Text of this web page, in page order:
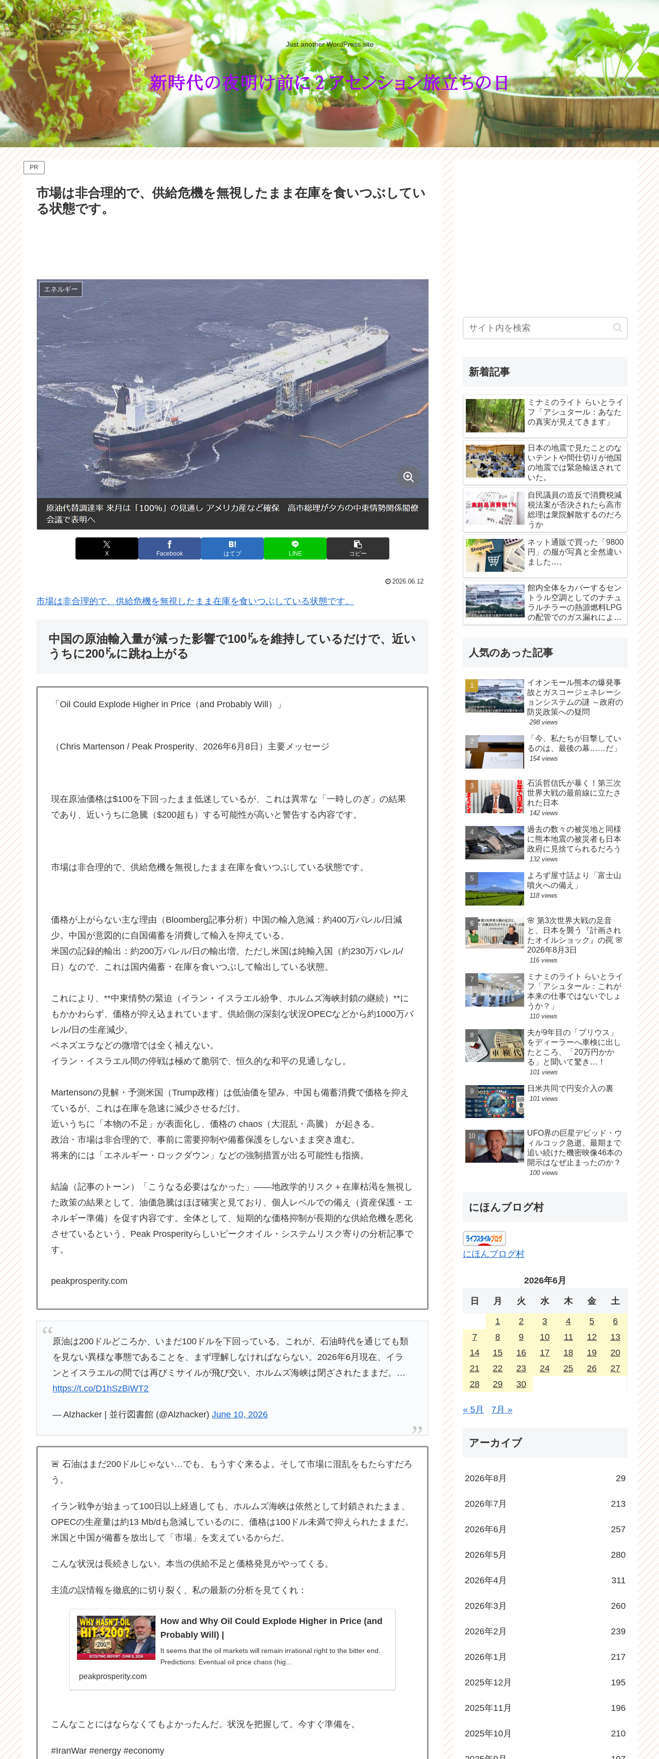
Just another WordPress site
PR
市場は非合理的で、供給危機を無視したまま在庫を食いつぶしてい
る状態です。
エネルギー
X Facebook はてブ LINE コピー
2026.06.12
市場は非合理的で、供給危機を無視したまま在庫を食いつぶしている状態です。
中国の原油輸入量が減った影響で100㌦を維持しているだけで、近い
うちに200㌦に跳ね上がる
「Oil Could Explode Higher in Price（and Probably Will）」
（Chris Martenson / Peak Prosperity、2026年6月8日）主要メッセージ
現在原油価格は$100を下回ったまま低迷しているが、これは異常な「一時しのぎ」の結果
であり、近いうちに急騰（$200超も）する可能性が高いと警告する内容です。
市場は非合理的で、供給危機を無視したまま在庫を食いつぶしている状態です。
価格が上がらない主な理由（Bloomberg記事分析）中国の輸入急減：約400万バレル/日減
少。中国が意図的に自国備蓄を消費して輸入を抑えている。
米国の記録的輸出：約200万バレル/日の輸出増。ただし米国は純輸入国（約230万バレル/
日）なので、これは国内備蓄・在庫を食いつぶして輸出している状態。
これにより、**中東情勢の緊迫（イラン・イスラエル紛争、ホルムズ海峡封鎖の継続）**に
もかかわらず、価格が抑え込まれています。供給側の深刻な状況OPECなどから約1000万バ
レル/日の生産減少。
ベネズエラなどの微増では全く補えない。
イラン・イスラエル間の停戦は極めて脆弱で、恒久的な和平の見通しなし。
Martensonの見解・予測米国（Trump政権）は低油価を望み、中国も備蓄消費で価格を抑え
ているが、これは在庫を急速に減少させるだけ。
近いうちに「本物の不足」が表面化し、価格の chaos（大混乱・高騰） が起きる。
政治・市場は非合理的で、事前に需要抑制や備蓄保護をしないまま突き進む。
将来的には「エネルギー・ロックダウン」などの強制措置が出る可能性も指摘。
結論（記事のトーン）「こうなる必要はなかった」——地政学的リスク＋在庫枯渇を無視し
た政策の結果として、油価急騰はほぼ確実と見ており、個人レベルでの備え（資産保護・エ
ネルギー準備）を促す内容です。全体として、短期的な価格抑制が長期的な供給危機を悪化
させているという、Peak Prosperityらしいピークオイル・システムリスク寄りの分析記事で
す。
peakprosperity.com
原油は200ドルどころか、いまだ100ドルを下回っている。これが、石油時代を通じても類
を見ない異様な事態であることを、まず理解しなければならない。2026年6月現在、イラ
ンとイスラエルの間では再びミサイルが飛び交い、ホルムズ海峡は閉ざされたままだ。…
https://t.co/D1hSzBiWT2
— Alzhacker | 並行図書館 (@Alzhacker)June 10, 2026
🚨 石油はまだ200ドルじゃない…でも、もうすぐ来るよ。そして市場に混乱をもたらすだろ
う。
イラン戦争が始まって100日以上経過しても、ホルムズ海峡は依然として封鎖されたまま、
OPECの生産量は約13 Mb/dも急減しているのに、価格は100ドル未満で抑えられたままだ。
米国と中国が備蓄を放出して「市場」を支えているからだ。
こんな状況は長続きしない。本当の供給不足と価格発見がやってくる。
主流の誤情報を徹底的に切り裂く、私の最新の分析を見てくれ：
How and Why Oil Could Explode Higher in Price (and
Probably Will) |
It seems that the oil markets will remain irrational right to the bitter end.
Predictions: Eventual oil price chaos (hig...
peakprosperity.com
こんなことにはならなくてもよかったんだ。状況を把握して。今すぐ準備を。
#IranWar #energy #economy
新着記事
ミナミのライト らいとライ
フ「アシュタール：あなた
の真実が見えてきます」
日本の地震で見たことのな
いテントや間仕切りが他国
の地震では緊急輸送されて
いた。
自民議員の造反で消費税減
税法案が否決されたら高市
総理は衆院解散するのだろ
うか
ネット通販で買った「9800
円」の服が写真と全然違い
ました…。
館内全体をカバーするセン
トラル空調としてのナチュ
ラルチラーの熱源燃料LPG
の配管でのガス漏れによる
爆発か？
人気のあった記事
イオンモール熊本の爆発事
故とガスコージェネレーシ
ョンシステムの謎 ～政府の
防災政策への疑問
298 views
「今、私たちが目撃してい
るのは、最後の幕……だ」
154 views
石浜哲信氏が暴く！第三次
世界大戦の最前線に立たさ
れた日本
142 views
過去の数々の被災地と同様
に熊本地震の被災者も日本
政府に見捨てられるだろう
132 views
よろず屋寸話より「富士山
噴火への備え」
118 views
🌸 第3次世界大戦の足音
と、日本を襲う『計画され
たオイルショック』の罠 🌸
2026年8月3日
116 views
ミナミのライト らいとライ
フ「アシュタール：これが
本来の仕事ではないでしょ
うか？」
110 views
夫が9年目の「プリウス」
をディーラーへ車検に出し
たところ、「20万円かか
る」と聞いて驚き…！
101 views
日米共同で円安介入の裏
101 views
UFO界の巨星デビッド・ウ
ィルコック急逝。最期まで
追い続けた機密映像46本の
開示はなぜ止まったのか？
100 views
にほんブログ村
にほんブログ村
2026年6月
日 月 火 水 木 金 土
1 2 3 4 5
6
7
8 9 10 11 12
13
14
15 16 17 18 19
20
21
22 23 24 25 26
27
28
29 30
« 5月 7月 »
アーカイブ
2026年8月 29
2026年7月 213
2026年6月 257
2026年5月 280
2026年4月 311
2026年3月 260
2026年2月 239
2026年1月 217
2025年12月 195
2025年11月 196
2025年10月 210